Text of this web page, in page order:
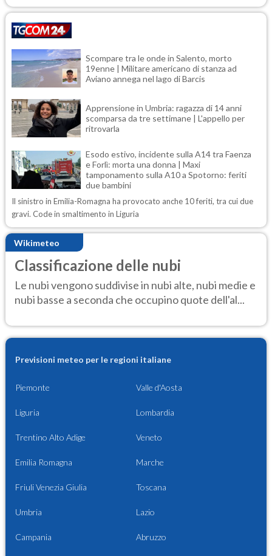
Scompare tra le onde in Salento, morto
19enne | Militare americano di stanza ad
Aviano annega nel lago di Barcis
Apprensione in Umbria: ragazza di 14 anni
scomparsa da tre settimane | L'appello per
ritrovarla
Esodo estivo, incidente sulla A14 tra Faenza
e Forlì: morta una donna | Maxi
tamponamento sulla A10 a Spotorno: feriti
due bambini
Il sinistro in Emilia-Romagna ha provocato anche 10 feriti, tra cui due
gravi. Code in smaltimento in Liguria
Wikimeteo
Classificazione delle nubi
Le nubi vengono suddivise in nubi alte, nubi medie e
nubi basse a seconda che occupino quote dell'al...
Previsioni meteo per le regioni italiane
Piemonte Valle d'Aosta
Liguria Lombardia
Trentino Alto Adige Veneto
Emilia Romagna Marche
Friuli Venezia Giulia Toscana
Umbria Lazio
Campania Abruzzo